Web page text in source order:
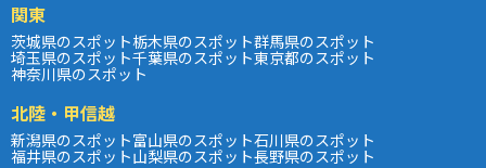
関東
茨城県のスポット栃木県のスポット群馬県のスポット
埼玉県のスポット千葉県のスポット東京都のスポット
神奈川県のスポット
北陸・甲信越
新潟県のスポット富山県のスポット石川県のスポット
福井県のスポット山梨県のスポット長野県のスポット